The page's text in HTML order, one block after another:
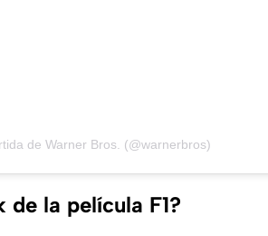
de Warner Bros. (@warnerbros)
la película F1?